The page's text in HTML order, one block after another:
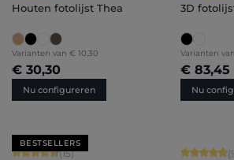
Houten fotolijst Thea
Varianten van € 10,30
€ 30,30
Nu configureren
3D
Varianten van
€ 83,45
Nu
BESTSELLERS
Gemiddelde waardering van 4.8 van 5 sterren
(15)